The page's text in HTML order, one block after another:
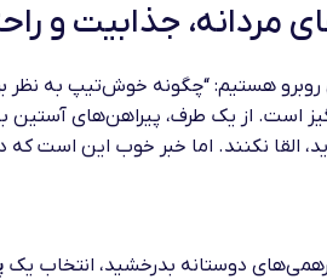
مردانه، جذابیت و
هستیم: “چگونه خوش‌تیپ به نظر
است. از یک طرف، پیراهن‌های
القا نکنند. اما خبر خوب این است
دوستانه بدرخشید، انتخاب یک